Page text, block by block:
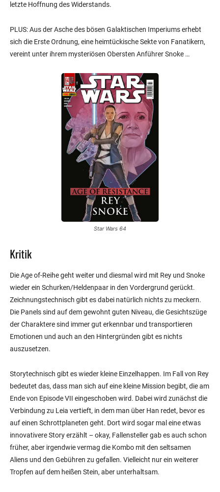
letzte Hoffnung des Widerstands.
PLUS: Aus der Asche des bösen Galaktischen Imperiums erhebt
sich die Erste Ordnung, eine heimtückische Sekte von Fanatikern,
vereint unter ihrem mysteriösen Obersten Anführer Snoke …
Star Wars 64
Kritik
Die Age of-Reihe geht weiter und diesmal wird mit Rey und Snoke
wieder ein Schurken/Heldenpaar in den Vordergrund gerückt.
Zeichnungstechnisch gibt es dabei natürlich nichts zu meckern.
Die Panels sind auf dem gewohnt guten Niveau, die Gesichtszüge
der Charaktere sind immer gut erkennbar und transportieren
Emotionen und auch an den Hintergründen gibt es nichts
auszusetzen.
Storytechnisch gibt es wieder kleine Einzelhappen. Im Fall von Rey
bedeutet das, dass man sich auf eine kleine Mission begibt, die am
Ende von Episode VII eingeschoben wird. Dabei wird zunächst die
Verbindung zu Leia vertieft, in dem man über Han redet, bevor es
auf einen Schrottplaneten geht. Dort wird sogar mal eine etwas
innovativere Story erzählt – okay, Fallensteller gab es auch schon
früher, aber irgendwie vermag die Kombo mit den seltsamen
Aliens und den Gebühren zu gefallen. Vielleicht nur ein weiterer
Tropfen auf dem heißen Stein, aber unterhaltsam.